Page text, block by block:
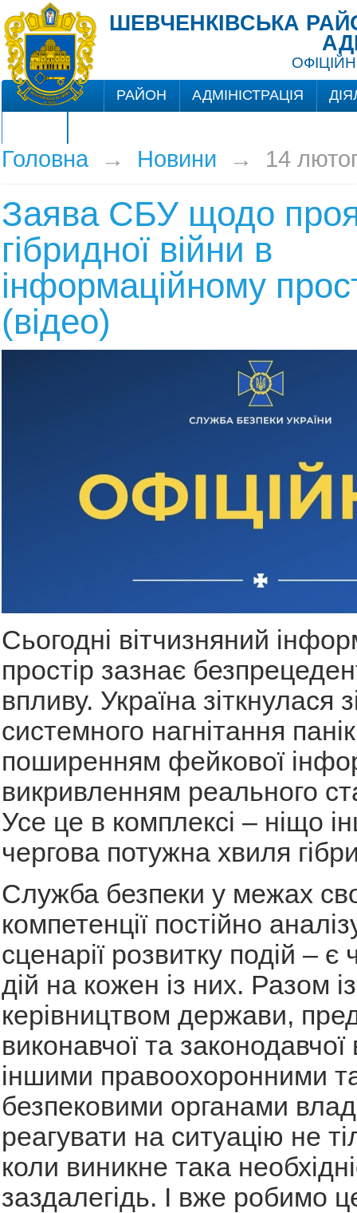
ШЕВЧЕНКІВСЬКА
РАЙОН АДМІНІСТРАЦІЯ
Головна→ Новини → 14
Заява СБУ щодо
гібридної війни в
інформаційному
(відео)
Сьогодні вітчизняний
простір зазнає
впливу. Україна зіткнулася
системного нагнітання
поширенням фейкової
викривленням реального
Усе це в комплексі – ніщо
чергова потужна хвиля
Служба безпеки у межах
компетенції постійно
сценарії розвитку подій – є
дій на кожен із них. Разом із
керівництвом держави,
виконавчої та
іншими правоохоронними
безпековими органами
реагувати на ситуацію не
коли виникне така
заздалегідь. І вже робимо